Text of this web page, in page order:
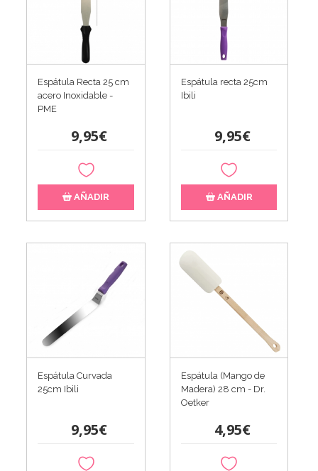
Espátula Recta 25 cm
acero Inoxidable -
PME
9,95€
AÑADIR
Espátula recta 25cm
Ibili
9,95€
AÑADIR
Espátula Curvada
25cm Ibili
9,95€
Espátula (Mango de
Madera) 28 cm - Dr.
Oetker
4,95€